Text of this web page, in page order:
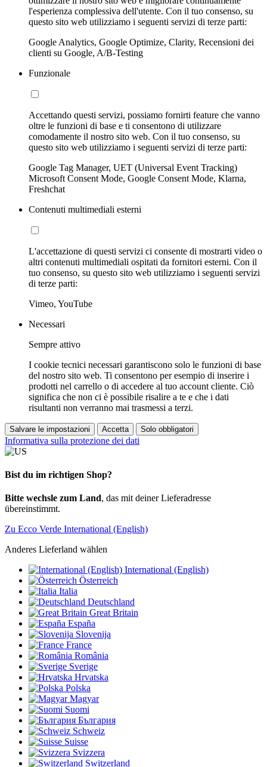
l'esperienza complessiva dell'utente. Con il tuo consenso, su
questo sito web utilizziamo i seguenti servizi di terze parti:
Google Analytics, Google Optimize, Clarity, Recensioni dei
clienti su Google, A/B-Testing
Funzionale
Accettando questi servizi, possiamo fornirti feature che vanno
oltre le funzioni di base e ti consentono di utilizzare
comodamente il nostro sito web. Con il tuo consenso, su
questo sito web utilizziamo i seguenti servizi di terze parti:
Google Tag Manager, UET (Universal Event Tracking)
Microsoft Consent Mode, Google Consent Mode, Klarna,
Freshchat
Contenuti multimediali esterni
L'accettazione di questi servizi ci consente di mostrarti video o
altri contenuti multimediali ospitati da fornitori esterni. Con il
tuo consenso, su questo sito web utilizziamo i seguenti servizi
di terze parti:
Vimeo, YouTube
Necessari
Sempre attivo
I cookie tecnici necessari garantiscono solo le funzioni di base
del nostro sito web. Ti consentono per esempio di inserire i
prodotti nel carrello o di accedere al tuo account cliente. Ciò
significa che non ci è possibile risalire a te e che i dati
risultanti non verranno mai trasmessi a terzi.
Salvare le impostazioni Accetta Solo obbligatori
Informativa sulla protezione dei dati
Bist du im richtigen Shop?
Bitte wechsle zum Land, das mit deiner Lieferadresse
übereinstimmt.
Zu Ecco Verde International (English)
Anderes Lieferland wählen
International (English)
Österreich
Italia
Deutschland
Great Britain
España
Slovenija
France
România
Sverige
Hrvatska
Polska
Magyar
Suomi
България
Schweiz
Suisse
Svizzera
Switzerland